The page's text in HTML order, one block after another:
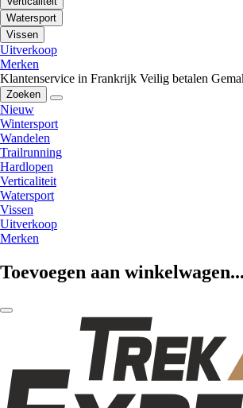
Watersport
Vissen
Uitverkoop
Merken
Klantenservice in Frankrijk Veilig betalen
Zoeken
Nieuw
Wintersport
Wandelen
Trailrunning
Hardlopen
Verticaliteit
Watersport
Vissen
Uitverkoop
Merken
Toevoegen aan winkelwagen...